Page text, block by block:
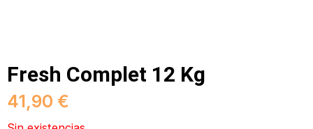
Fresh Complet 12 Kg
41,90 €